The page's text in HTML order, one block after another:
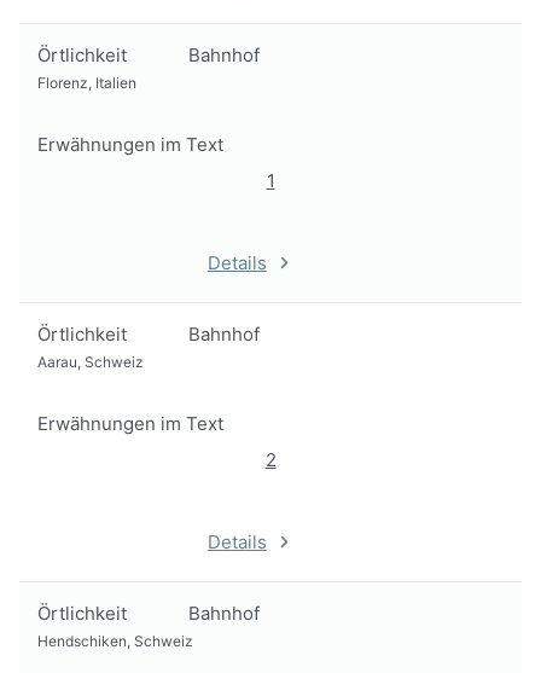
Örtlichkeit Bahnhof
Florenz, Italien
Erwähnungen im Text
1
Details
Örtlichkeit Bahnhof
Aarau, Schweiz
Erwähnungen im Text
2
Details
Örtlichkeit Bahnhof
Hendschiken, Schweiz